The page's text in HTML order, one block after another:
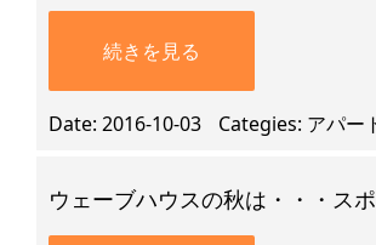
続きを見る
Date 2016-10-03 Categies アパー
ウェーブハウスの秋は・・・ス